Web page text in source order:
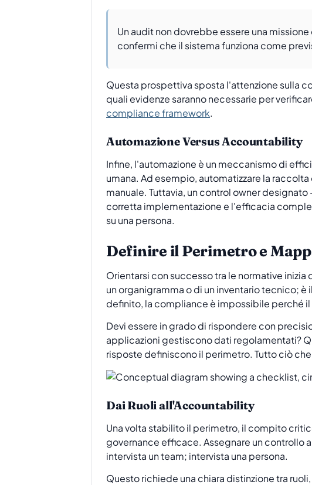
Un audit non dovrebbe essere una
confermi che il sistema funziona come
Questa prospettiva sposta l'attenzione sulla
quali evidenze saranno necessarie per
compliance framework.
Automazione Versus Accountability
Infine, l'automazione è un meccanismo di
umana. Ad esempio, automatizzare la
manuale. Tuttavia, un control owner
corretta implementazione e l'efficacia
su una persona.
Definire il Perimetro e
Orientarsi con successo tra le normative
un organigramma o di un inventario tecnico;
definito, la compliance è impossibile perché
Devi essere in grado di rispondere con
applicazioni gestiscono dati regolamentati?
risposte definiscono il perimetro. Tutto ciò
Dai Ruoli all'Accountability
Una volta stabilito il perimetro, il compito
governance efficace. Assegnare un controllo
intervista un team; intervista una persona.
Questo richiede una chiara distinzione tra